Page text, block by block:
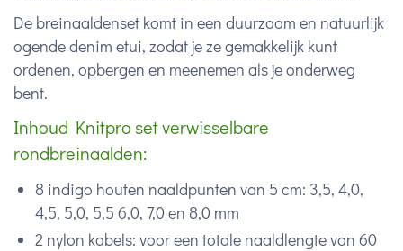
De breinaaldenset komt in een duurzaam en natuurlijk
ogende denim etui, zodat je ze gemakkelijk kunt
ordenen, opbergen en meenemen als je onderweg
bent.
Inhoud Knitpro set verwisselbare
rondbreinaalden:
8 indigo houten naaldpunten van 5 cm: 3,5, 4,0,
4,5, 5,0, 5,5 6,0, 7,0 en 8,0 mm
2 nylon kabels: voor een totale naaldlengte van 60